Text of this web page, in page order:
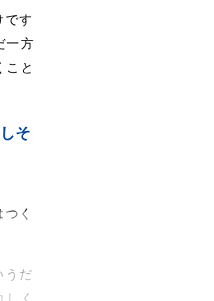
です
一方
こと
そ
く
うだ
く